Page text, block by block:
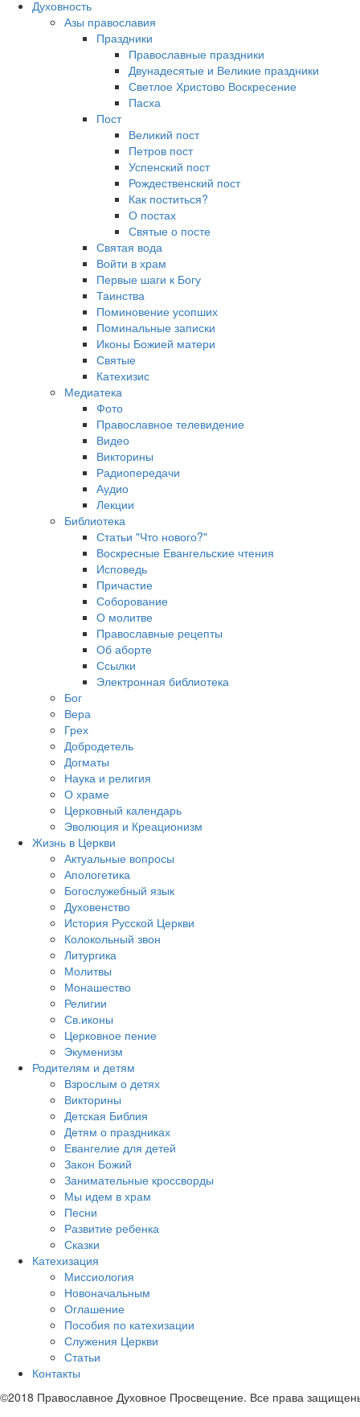
Духовность
Азы православия
Праздники
Православные праздники
Двунадесятые и Великие праздники
Светлое Христово Воскресение
Пасха
Пост
Великий пост
Петров пост
Успенский пост
Рождественский пост
Как поститься?
О постах
Святые о посте
Святая вода
Войти в храм
Первые шаги к Богу
Таинства
Поминовение усопших
Поминальные записки
Иконы Божией матери
Святые
Катехизис
Медиатека
Фото
Православное телевидение
Видео
Викторины
Радиопередачи
Аудио
Лекции
Библиотека
Статьи "Что нового?"
Воскресные Евангельские чтения
Исповедь
Причастие
Соборование
О молитве
Православные рецепты
Об аборте
Ссылки
Электронная библиотека
Бог
Вера
Грех
Добродетель
Догматы
Наука и религия
О храме
Церковный календарь
Эволюция и Креационизм
Жизнь в Церкви
Актуальные вопросы
Апологетика
Богослужебный язык
Духовенство
История Русской Церкви
Колокольный звон
Литургика
Молитвы
Монашество
Религии
Св.иконы
Церковное пение
Экуменизм
Родителям и детям
Взрослым о детях
Викторины
Детская Библия
Детям о праздниках
Евангелие для детей
Закон Божий
Занимательные кроссворды
Мы идем в храм
Песни
Развитие ребенка
Сказки
Катехизация
Миссиология
Новоначальным
Оглашение
Пособия по катехизации
Служения Церкви
Статьи
Контакты
©2018 Православное Духовное Просвещение. Все права